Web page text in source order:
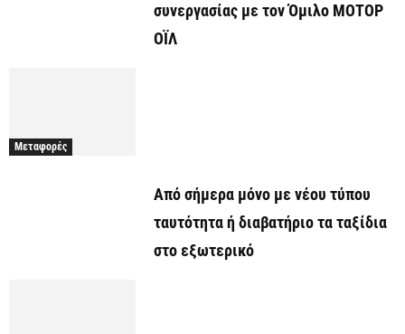
συνεργασίας με τον Όμιλο ΜΟΤΟΡ
ΟΪΛ
Μεταφορές
Από σήμερα μόνο με νέου τύπου
ταυτότητα ή διαβατήριο τα ταξίδια
στο εξωτερικό